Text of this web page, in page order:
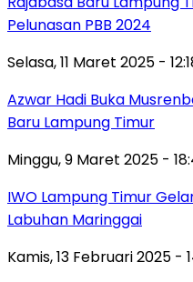
Pelunasan PBB 2024
Selasa, 11 Maret 2025 -
Azwar Hadi Buka
Baru Lampung Timur
Minggu, 9 Maret 2025 -
IWO Lampung Timur
Labuhan Maringgai
Kamis, 13 Februari 2025 -